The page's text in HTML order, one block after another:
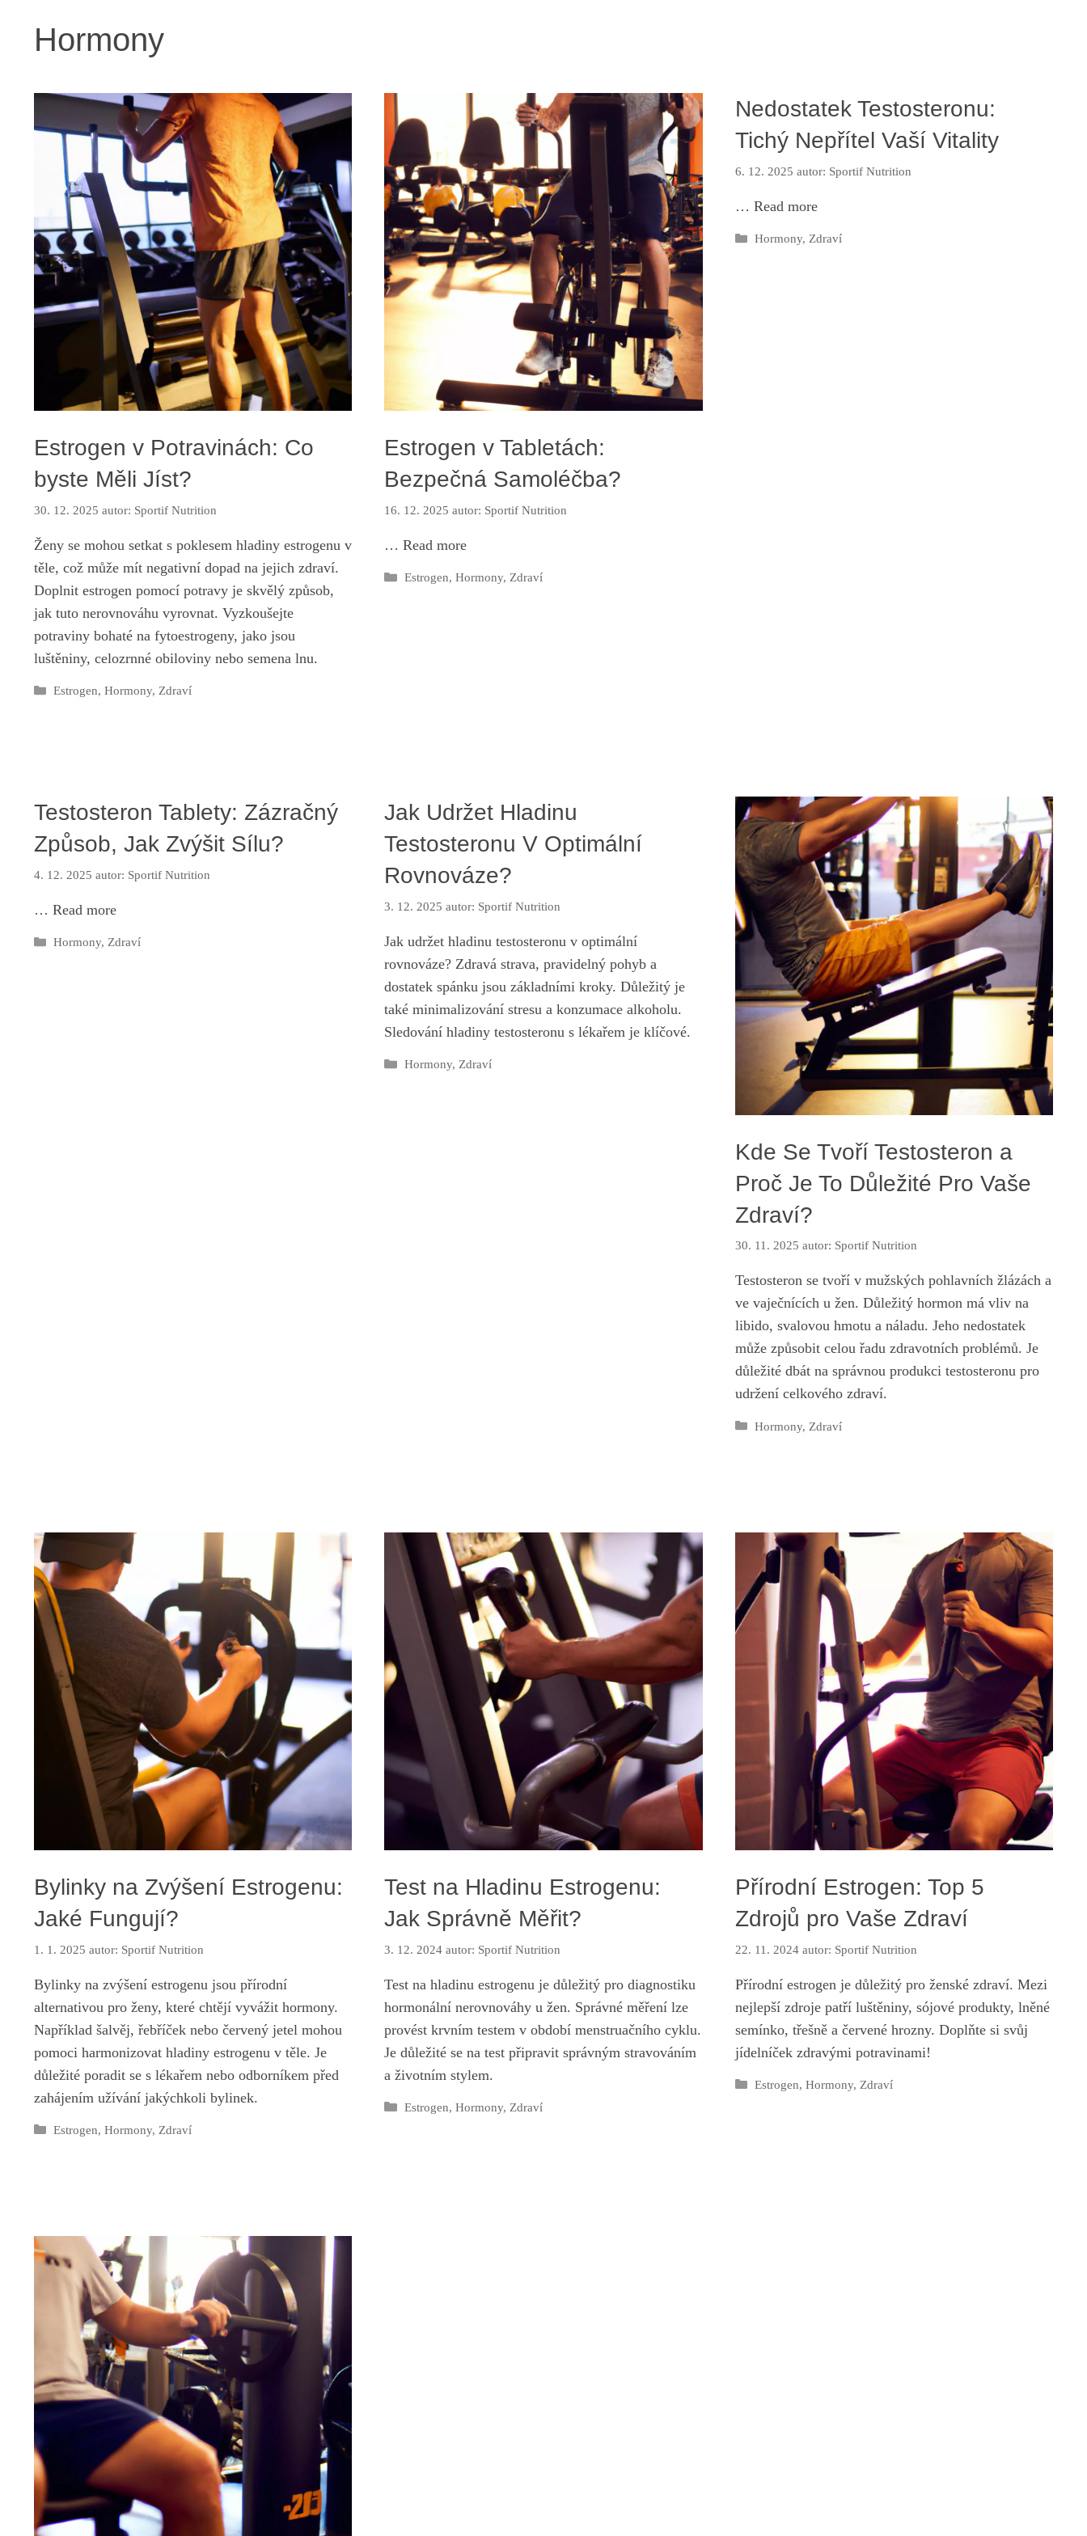
Hormony
Estrogen v Potravinách: Co
byste Měli Jíst?
30. 12. 2025 autor: Sportif Nutrition
Ženy se mohou setkat s poklesem hladiny estrogenu v
těle, což může mít negativní dopad na jejich zdraví.
Doplnit estrogen pomocí potravy je skvělý způsob,
jak tuto nerovnováhu vyrovnat. Vyzkoušejte
potraviny bohaté na fytoestrogeny, jako jsou
luštěniny, celozrnné obiloviny nebo semena lnu.
Rubriky
Estrogen,Hormony, Zdraví
Estrogen v Tabletách:
Bezpečná Samoléčba?
16. 12. 2025 autor: Sportif Nutrition
…Read more
Rubriky
Estrogen, Hormony, Zdraví
Nedostatek Testosteronu:
Tichý Nepřítel Vaší Vitality
6. 12. 2025 autor: Sportif Nutrition
… Read more
Rubriky
Hormony, Zdraví
Testosteron Tablety: Zázračný
Způsob, Jak Zvýšit Sílu?
4. 12. 2025 autor: Sportif Nutrition
… Read more
Rubriky
Hormony, Zdraví
Jak Udržet Hladinu
Testosteronu V Optimální
Rovnováze?
3. 12. 2025 autor: Sportif Nutrition
Jak udržet hladinu testosteronu v optimální
rovnováze? Zdravá strava, pravidelný pohyb a
dostatek spánku jsou základními kroky. Důležitý je
také minimalizování stresu a konzumace alkoholu.
Sledování hladiny testosteronu s lékařem je klíčové.
Rubriky
Hormony, Zdraví
Kde Se Tvoří Testosteron a
Proč Je To Důležité Pro Vaše
Zdraví?
30. 11. 2025 autor: Sportif Nutrition
Testosteron se tvoří v mužských pohlavních žlázách a
ve vaječnících u žen. Důležitý hormon má vliv na
libido, svalovou hmotu a náladu. Jeho nedostatek
může způsobit celou řadu zdravotních problémů. Je
důležité dbát na správnou produkci testosteronu pro
udržení celkového zdraví.
Rubriky
Hormony, Zdraví
Bylinky na Zvýšení Estrogenu:
Jaké Fungují?
1. 1. 2025 autor: Sportif Nutrition
Bylinky na zvýšení estrogenu jsou přírodní
alternativou pro ženy, které chtějí vyvážit hormony.
Například šalvěj, řebříček nebo červený jetel mohou
pomoci harmonizovat hladiny estrogenu v těle. Je
důležité poradit se s lékařem nebo odborníkem před
zahájením užívání jakýchkoli bylinek.
Rubriky
Estrogen,Hormony, Zdraví
Test na Hladinu Estrogenu:
Jak Správně Měřit?
3. 12. 2024 autor: Sportif Nutrition
Test na hladinu estrogenu je důležitý pro diagnostiku
hormonální nerovnováhy u žen. Správné měření lze
provést krvním testem v období menstruačního cyklu.
Je důležité se na test připravit správným stravováním
a životním stylem.
Rubriky
Estrogen, Hormony, Zdraví
Přírodní Estrogen: Top 5
Zdrojů pro Vaše Zdraví
22. 11. 2024 autor: Sportif Nutrition
Přírodní estrogen je důležitý pro ženské zdraví. Mezi
nejlepší zdroje patří luštěniny, sójové produkty, lněné
semínko, třešně a červené hrozny. Doplňte si svůj
jídelníček zdravými potravinami!
Rubriky
Estrogen,Hormony, Zdraví